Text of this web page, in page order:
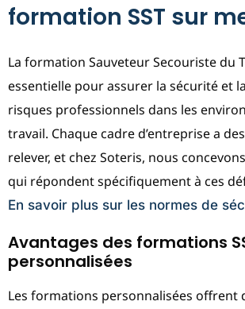
formation SST sur
La formation Sauveteur Secouriste du
essentielle pour assurer la sécurité et
risques professionnels dans les
travail. Chaque cadre d’entreprise a
relever, et chez Soteris, nous
qui répondent spécifiquement à ces
En savoir plus sur les normes de
Avantages des formations
personnalisées
Les formations personnalisées offrent